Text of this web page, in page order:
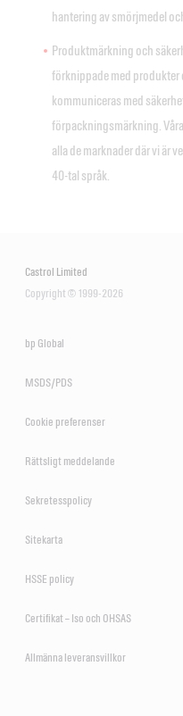
hantering av smörjmedel
Produktmärkning och
förknippade med produkter
kommuniceras med
förpackningsmärkning.
alla de marknader där vi är
40-tal språk.
Castrol Limited
Copyright © 1999-2026
bp Global
MSDS/PDS
Cookie preferenser
Rättsligt meddelande
Sekretesspolicy
Sitekarta
HSSE policy
Certifikat – Iso och OHSAS
Allmänna leveransvillkor